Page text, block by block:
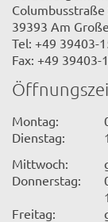
Columbusstraße
39393 Am
Tel: +49 39403-
Fax: +49 39403-
Montag:
Dienstag:
Mittwoch:
Donnerstag:
Freitag: